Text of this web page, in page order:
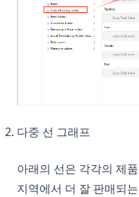
다중 선 그래프
아래의 선은 각각의 제
지역에서 더 잘 판매되